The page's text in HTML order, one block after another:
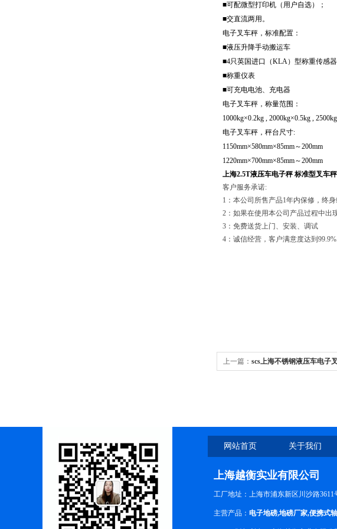
■可配微型打印机（用户自选）；
■交直流两用。
电子叉车秤，标准配置：
■液压升降手动搬运车
■4只英国进口（KLA）型称重传感器
■称重仪表
■可充电电池、充电器
电子叉车秤，称量范围：
1000kg×0.2kg , 2000kg×0.5kg ,
电子叉车秤，秤台尺寸:
1150mm×580mm×85mm～200mm
1220mm×700mm×85mm～200mm
上海2.5T液压车电子秤 标准型叉车秤
客户服务承诺:
1：本公司所售产品1年内保修，终身
2：如果在使用本公司产品过程中
3：免费送货上门、安装、调试
4：诚信经营，客户满意度达到99.9%
上一篇： scs上海不锈钢液压车电子
网站首页 关于我们
上海越衡实业有限公司
工厂地址：上海市浦东新区川沙路3611
主营产品： 电子地磅,地磅厂家,便携式